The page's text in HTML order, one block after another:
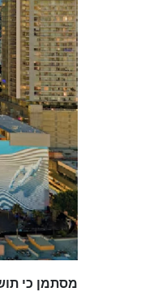
מסתמן כי